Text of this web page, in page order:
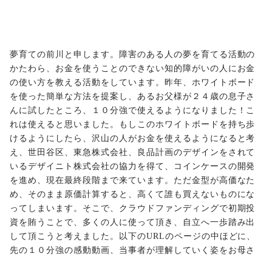
夢育ての前川と申します。障害のある人の夢を育てる活動の
かたわら、お金を使うことのできない知的障がいの人にお金
の使い方を教える活動をしています。昨年、ホワイトボード
を使った簡単な方法を提案し、あるお父様が２４歳の息子さ
んに試したところ、１０分強で使えるようになりました！こ
れは使えると思いました。もしこのホワイトボードを持ち歩
けるようにしたら、沢山の人がお金を使えるようになると考
え、世田谷区、東急株式会社、良品計画のデザインをされて
いるデザイニト株式会社の協力を得て、コインケースの開発
を進め、現在最終段階まで来ています。ただ金型が高価なた
め、そのまま原価計算すると、高くて誰も買えないものにな
ってしまいます。そこで、クラウドファンディングで初期投
資を賄うことで、多くの人に使って頂き、自立へ一歩踏み出
して頂こうと考えました。以下のURLのページの中ほどに、
先の１０分強の感動動画、当事者が理解していく姿をお母さ